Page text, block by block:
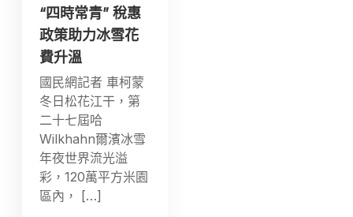
“四時常青” 稅惠
政策助力冰雪花
費升溫
國民網記者 車柯蒙
冬日松花江干，第
二十七屆哈
Wilkhahn爾濱冰雪
年夜世界流光溢
彩，120萬平方米園
區內， […]